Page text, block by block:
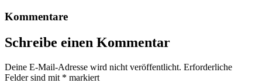
Kommentare
Schreibe einen Kommentar
Deine E-Mail-Adresse wird nicht veröffentlicht. Erforderliche
Felder sind mit * markiert